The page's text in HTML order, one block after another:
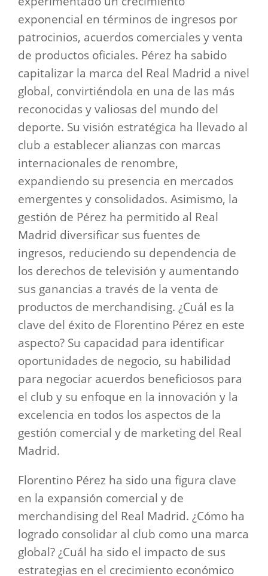
exponencial en términos de ingresos por
patrocinios, acuerdos comerciales y venta
de productos oficiales. Pérez ha sabido
capitalizar la marca del Real Madrid a nivel
global, convirtiéndola en una de las más
reconocidas y valiosas del mundo del
deporte. Su visión estratégica ha llevado al
club a establecer alianzas con marcas
internacionales de renombre,
expandiendo su presencia en mercados
emergentes y consolidados. Asimismo, la
gestión de Pérez ha permitido al Real
Madrid diversificar sus fuentes de
ingresos, reduciendo su dependencia de
los derechos de televisión y aumentando
sus ganancias a través de la venta de
productos de merchandising. ¿Cuál es la
clave del éxito de Florentino Pérez en este
aspecto? Su capacidad para identificar
oportunidades de negocio, su habilidad
para negociar acuerdos beneficiosos para
el club y su enfoque en la innovación y la
excelencia en todos los aspectos de la
gestión comercial y de marketing del Real
Madrid.
Florentino Pérez ha sido una figura clave
en la expansión comercial y de
merchandising del Real Madrid. ¿Cómo ha
logrado consolidar al club como una marca
global? ¿Cuál ha sido el impacto de sus
estrategias en el crecimiento económico